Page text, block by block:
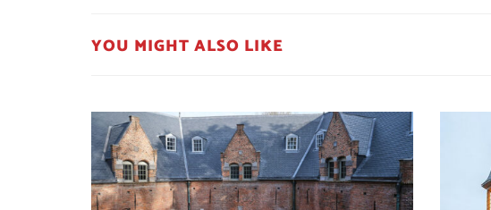
YOU MIGHT ALSO LIKE